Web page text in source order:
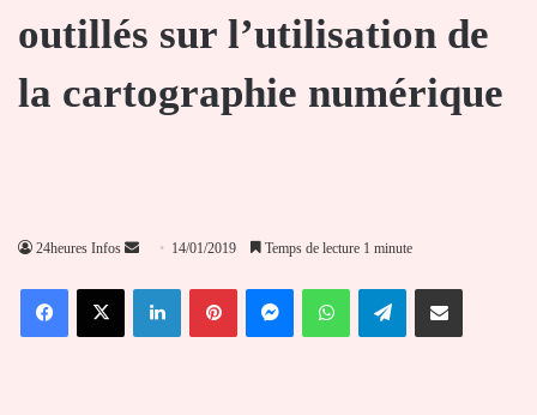
outillés sur l’utilisation de
la cartographie numérique
24heures Infos
Envoyer
courriel
14/01/2019 Temps de lecture 1 minute
FacebookX LinkedinPinterestMessengerWhatsAppTelegramPartager par email